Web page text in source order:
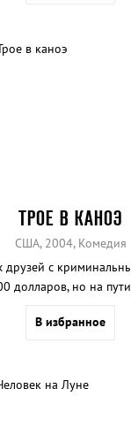
ТРОЕ В КАНОЭ
США, 2004, Комедия
друзей с
долларов, но на
В избранное